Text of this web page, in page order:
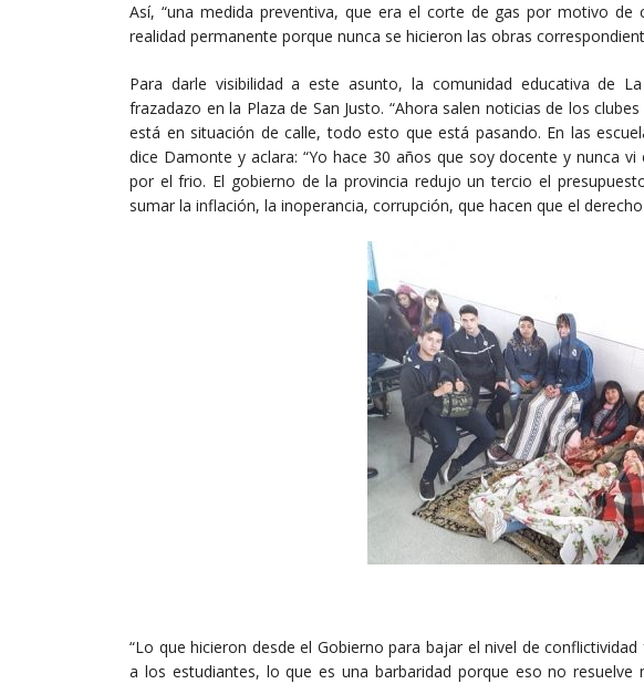
Así, “una medida preventiva, que era el corte de gas por motivo de
realidad permanente porque nunca se hicieron las obras
Para darle visibilidad a este asunto, la comunidad educativa de
frazadazo en la Plaza de San Justo. “Ahora salen noticias de los
está en situación de calle, todo esto que está pasando. En las
dice Damonte y aclara: “Yo hace 30 años que soy docente y nunca
por el frio. El gobierno de la provincia redujo un tercio el
sumar la inflación, la inoperancia, corrupción, que hacen que el
“Lo que hicieron desde el Gobierno para bajar el nivel de
a los estudiantes, lo que es una barbaridad porque eso no resuelve